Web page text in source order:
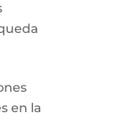
en la